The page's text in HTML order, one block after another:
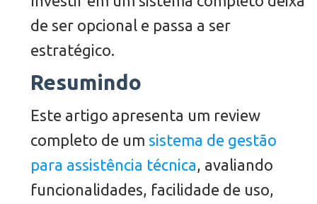
de ser opcional e passa a ser
estratégico.
Resumindo
Este artigo apresenta um review
completo de um sistema de gestão
para assistência técnica, avaliando
funcionalidades, facilidade de uso,